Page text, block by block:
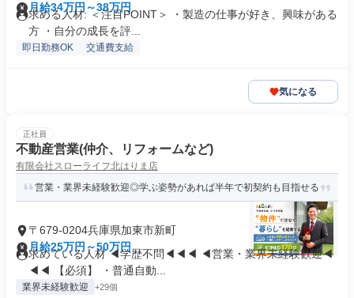
月給34万円～38万円
求める人材: ＜注目POINT＞ ・製造の仕事が好き、興味がある
方 ・自分の成長を評...
即日勤務OK 交通費支給
気になる
正社員
不動産営業(仲介、リフォームなど)
有限会社スローライフ北はりま店
営業・業界未経験歓迎◎学ぶ姿勢があれば半年で初契約も目指せる
〒679-0204兵庫県加東市新町
月給25万円～50万円
求めている人材 ◀学歴不問◀◀◀ ◀営業・業界未経験歓迎◀
◀◀ 【必須】 ・普通自動...
業界未経験歓迎 +29個